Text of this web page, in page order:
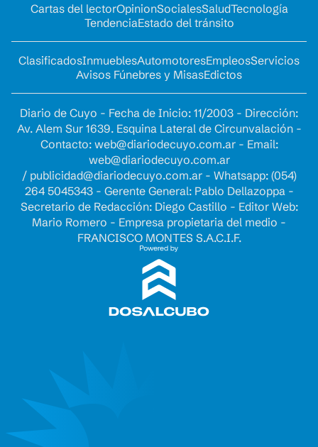
Cartas del lectorOpinionSocialesSaludTecnología
TendenciaEstado del tránsito
ClasificadosInmueblesAutomotoresEmpleosServicios
Avisos Fúnebres y MisasEdictos
Diario de Cuyo - Fecha de Inicio: 11/2003 - Dirección:
Av. Alem Sur 1639. Esquina Lateral de Circunvalación -
Contacto: web@diariodecuyo.com.ar- Email:
web@diariodecuyo.com.ar
/ publicidad@diariodecuyo.com.ar- Whatsapp: (054)
264 5045343 - Gerente General: Pablo Dellazoppa -
Secretario de Redacción: Diego Castillo - Editor Web:
Mario Romero - Empresa propietaria del medio -
FRANCISCO MONTES S.A.C.I.F.